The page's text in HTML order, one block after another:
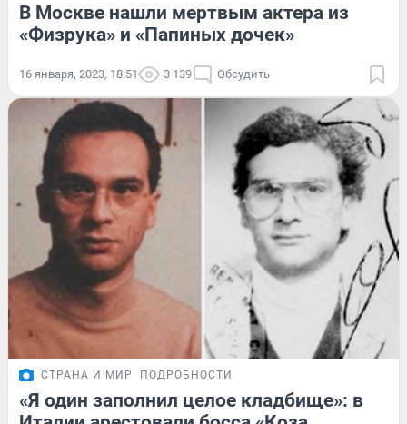
В Москве нашли мертвым актера из
«Физрука» и «Папиных дочек»
16 января, 2023, 18:51 3 139 Обсудить
СТРАНА И МИР ПОДРОБНОСТИ
«Я один заполнил целое кладбище»: в